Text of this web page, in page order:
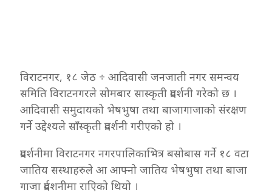
विराटनगर, १८ जेठ ÷ आदिवासी जनजाती नगर समन्वय
समिति विराटनगरले सोमबार सास्कृती प्रदर्शनी गरेको छ ।
आदिवासी समुदायको भेषभुषा तथा बाजागाजाको संरक्षण
गर्ने उद्देश्यले साँस्कृती प्रदर्शनी गरीएको हो ।
प्रदर्शनीमा विराटनगर नगरपालिकाभित्र बसोबास गर्ने १८ वटा
जातिय सस्थाहरुले आ आफ्नो जातिय भेषभुषा तथा बाजा
गाजा प्रर्दशनीमा राएिको थियो ।